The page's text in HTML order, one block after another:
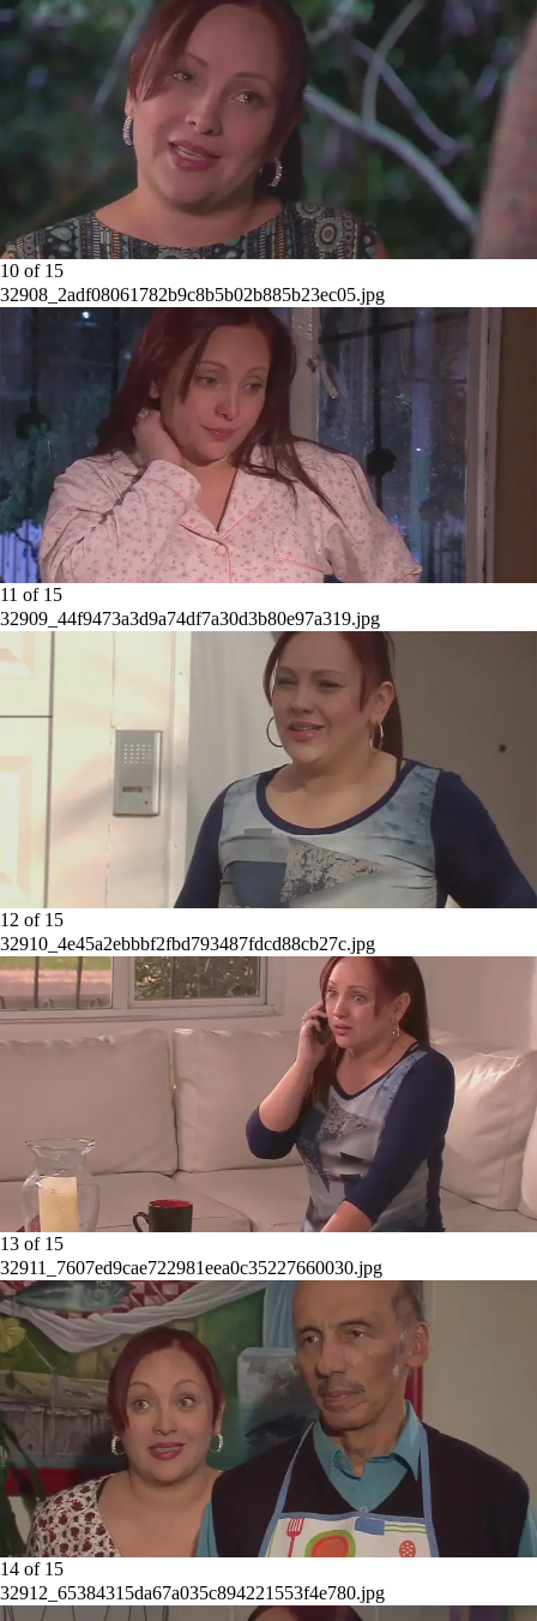
10 of 15
32908_2adf08061782b9c8b5b02b885b23ec05.jpg
11 of 15
32909_44f9473a3d9a74df7a30d3b80e97a319.jpg
12 of 15
32910_4e45a2ebbbf2fbd793487fdcd88cb27c.jpg
13 of 15
32911_7607ed9cae722981eea0c35227660030.jpg
14 of 15
32912_65384315da67a035c894221553f4e780.jpg